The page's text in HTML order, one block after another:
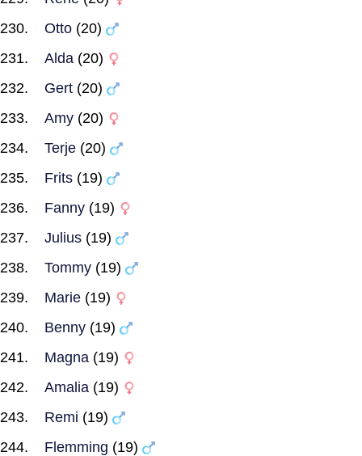
Otto (20)
Alda (20)
Gert (20)
Amy (20)
Terje (20)
Frits (19)
Fanny (19)
Julius (19)
Tommy (19)
Marie (19)
Benny (19)
Magna (19)
Amalia (19)
Remi (19)
Flemming (19)